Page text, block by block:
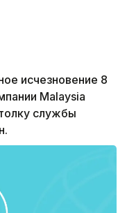
исчезновение 8
Malaysia
службы